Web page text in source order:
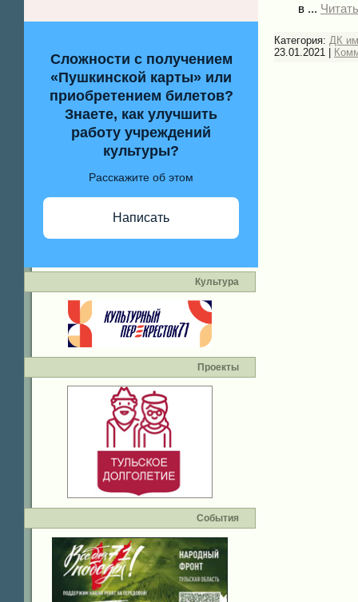
Сложности с получением
«Пушкинской карты» или
приобретением билетов?
Знаете, как улучшить
работу учреждений
культуры?
Расскажите об этом
Написать
Культура
Проекты
События
в ...
Категория: ДК
23.01.2021 |